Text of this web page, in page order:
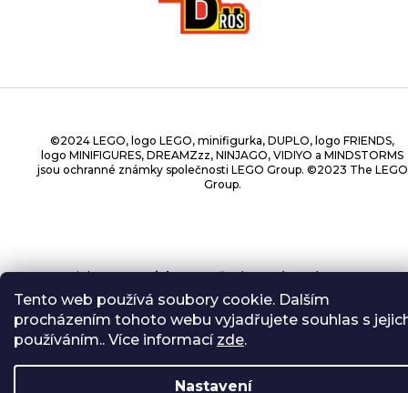
Tento web používá soubory cookie. Dalším
procházením tohoto webu vyjadřujete souhlas s
používáním.. Více informací zde.
Nastavení
©2024 LEGO, logo LEGO, minifigurka, DUPLO, logo FRIENDS,
logo MINIFIGURES, DREAMZzz, NINJAGO, VIDIYO a MINDSTORMS
jsou ochranné známky společnosti LEGO Group. ©2023 The LEGO
Group.
Copyright 2026BrickBros. Všechna práva vyhrazena.